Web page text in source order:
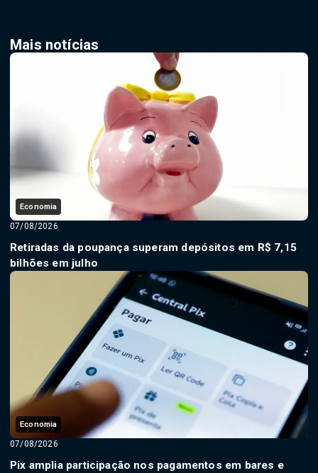
Mais notícias
Economia
07/08/2026
Retiradas da poupança superam depósitos em R$ 7,15
bilhões em julho
Economia
07/08/2026
Pix amplia participação nos pagamentos em bares e